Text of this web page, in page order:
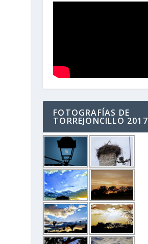
FOTOGRAFÍAS DE
TORREJONCILLO 2017